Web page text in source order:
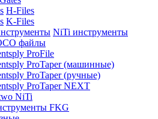
H-Files
K-Files
NiTi инструменты
файлы
ProFile
ProTaper (машинные)
ProTaper (ручные)
ProTaper NEXT
NiTi
FKG